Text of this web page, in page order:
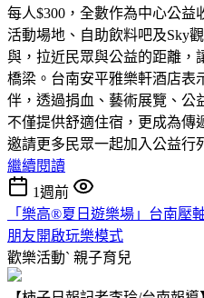
每人$300，全數作為中心公益
活動場地、自助飲料吧及Sky
與，拉近民眾與公益的距離，
橋梁。台南安平雅樂軒酒店表
伴，透過捐血、藝術展覽、公
不僅提供舒適住宿，更成為傳
邀請更多民眾一起加入公益行
繼續閱讀
1週前
「樂高®夏日遊樂場」台南壓
朋友開啟玩樂模式
歡樂活動ˋ 親子育兒